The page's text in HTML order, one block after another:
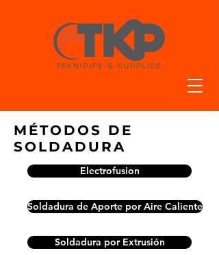
MÉTODOS DE
SOLDADURA
Electrofusion
Soldadura de Aporte por Aire Caliente
Soldadura por Extrusión